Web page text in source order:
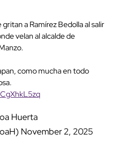
gritan a Ramírez Bedolla al salir
velan al alcalde de
como mucha en todo
Huerta
November 2, 2025